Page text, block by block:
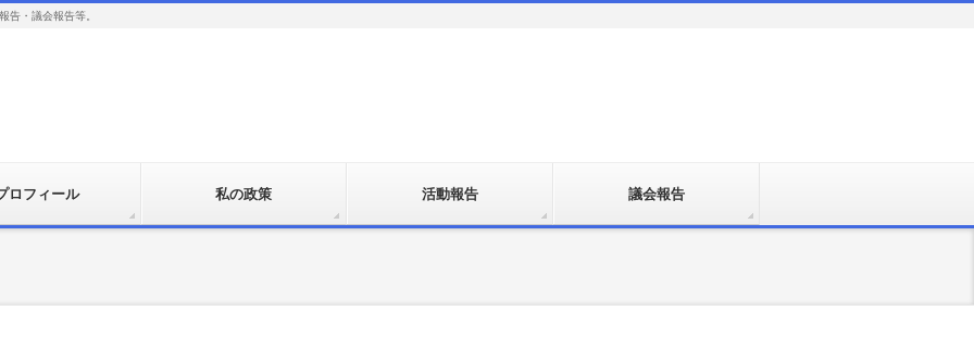
告・議会報告等。
ロフィール 私の政策 活動報告 議会報告